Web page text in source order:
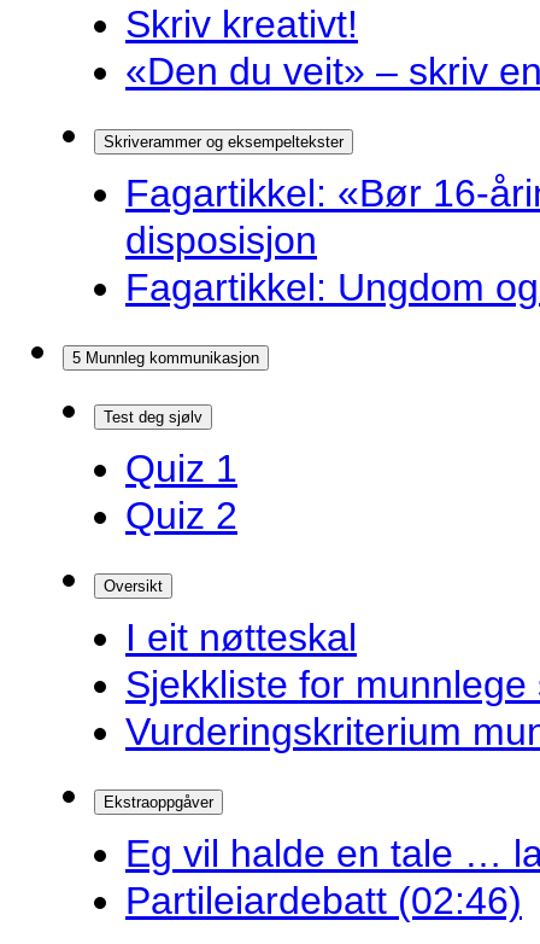
Skriv kreativt!
«Den du veit» – skriv
Skriverammer og eksempeltekster
Fagartikkel: «Bør 16-
disposisjon
Fagartikkel: Ungdom
5 Munnleg kommunikasjon
Test deg sjølv
Quiz 1
Quiz 2
Oversikt
I eit nøtteskal
Sjekkliste for munnlege
Vurderingskriterium
Ekstraoppgåver
Eg vil halde en tale …
Partileiardebatt (02:46)